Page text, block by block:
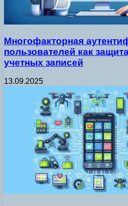
Многофакторная
пользователей как
учетных записей
13.09.2025